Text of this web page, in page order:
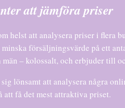
att jämföra priser
helst att analysera priser i flera
försäljningsvärde på ett
– kolossalt, och erbjuder till
lönsamt att analysera några
att få det mest attraktiva priset.